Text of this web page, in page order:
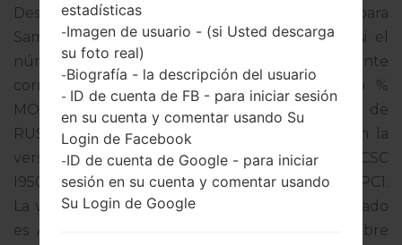
Descargue la última actualización de firmware para
Samsung Galaxy S4, pero no olvide verificar si el
número de modelo de su teléfono inteligente
corresponde al número de modelo indicado %
MODEL%. El código del firmware es SER de
RUSSIAN FEDERATION. El producto viene con la
versión PDA I9500XXUHPK1 y la versión CSC
I9500QERHPL1,Versión de MODEM I9500XXUHPC1.
La versión del sistema operativo del firmware dado
es Android Lollipop 5.0.1. Tutorial completo sobre
estadísticas
-Imagen de usuario - (si Usted descarga
su foto real)
-Biografía - la descripción del usuario
- ID de cuenta de FB - para iniciar sesión
en su cuenta y comentar usando Su
Login de Facebook
-ID de cuenta de Google - para iniciar
sesión en su cuenta y comentar usando
Su Login de Google